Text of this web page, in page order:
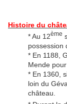
Histoire du
* Au 12ème
possession
* En 1188,
Mende
* En 1360,
loin du
château.